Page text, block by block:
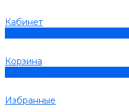
Кабинет
Корзина
Избранные